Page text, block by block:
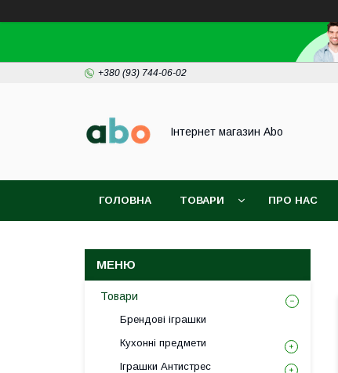
+380 (93) 744-06-02
Інтернет магазин Abo
ГОЛОВНА ТОВАРИ ПРО НАС
Товари
Брендові іграшки
Кухонні предмети
Іграшки Антистрес